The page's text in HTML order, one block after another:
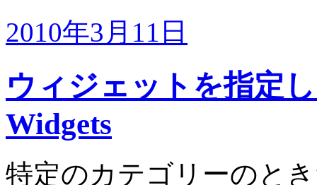
2010年3月11日
ウィジェットを指定
Widgets
特定のカテゴリーのと